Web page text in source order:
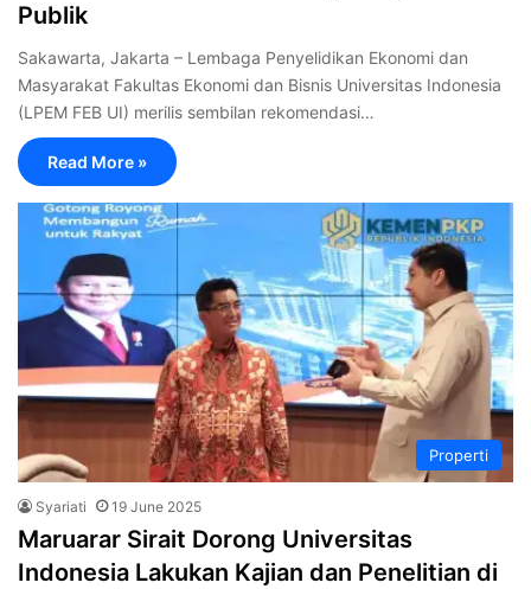
Publik
Sakawarta, Jakarta – Lembaga Penyelidikan Ekonomi dan
Masyarakat Fakultas Ekonomi dan Bisnis Universitas Indonesia
(LPEM FEB UI) merilis sembilan rekomendasi…
Read More »
Properti
Syariati 19 June 2025
Maruarar Sirait Dorong Universitas
Indonesia Lakukan Kajian dan Penelitian di